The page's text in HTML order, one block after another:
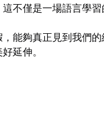
不僅是一場語言學
能夠真正見到我們的
延伸。